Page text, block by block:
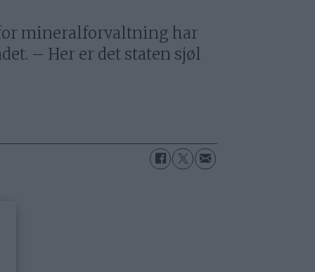
mineralforvaltning har
– Her er det staten sjøl